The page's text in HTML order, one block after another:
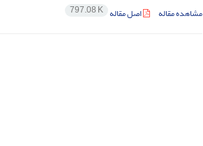
مشاهده مقاله اصل مقاله 797.08 K